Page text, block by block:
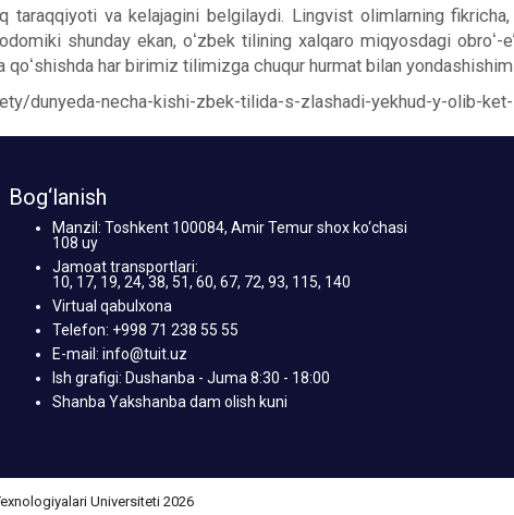
taraqqiyoti va kelajagini belgilaydi. Lingvist olimlarning
shunday ekan, oʻzbek tilining xalqaro miqyosdagi
har birimiz tilimizga chuqur hurmat bilan
dunyeda-necha-kishi-zbek-tilida-s-zlashadi-yekhud-y-olib-
Bog‘lanish
Manzil: Toshkent 100084, Amir Temur shox ko‘chasi
108 uy
Jamoat transportlari:
10, 17, 19, 24, 38, 51, 60, 67, 72, 93, 115, 140
Virtual qabulxona
Telefon: +998 71 238 55 55
E-mail: info@tuit.uz
Ish grafigi: Dushanba - Juma 8:30 - 18:00
Shanba Yakshanba dam olish kuni
Universiteti 2026